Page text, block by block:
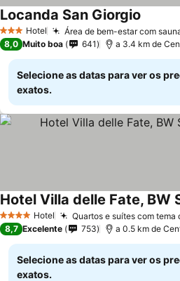
3 EstrelasHotel Área de bem-estar com
Locanda San Giorgio
8,0 Muito boa 641 a 3.4 km de
Selecione as datas para ver os
exatos.
4 EstrelasHotel Quartos e suítes com tema
Hotel Villa delle Fate, BW
8,7 Excelente 753 a 0.5 km de
Selecione as datas para ver os
exatos.